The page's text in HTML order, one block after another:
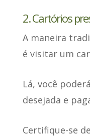
2. Cartórios
A maneira
é visitar um
Lá, você
desejada e
Certifique-se de